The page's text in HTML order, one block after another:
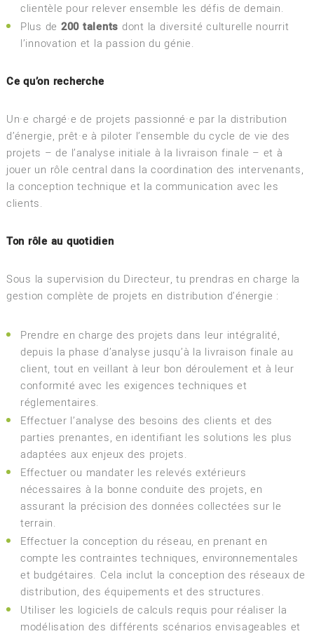
clientèle pour relever ensemble les défis de demain.
Plus de 200 talents dont la diversité culturelle nourrit
l’innovation et la passion du génie.
Ce qu’on recherche
Un·e chargé·e de projets passionné·e par la distribution
d’énergie, prêt·e à piloter l’ensemble du cycle de vie des
projets – de l’analyse initiale à la livraison finale – et à
jouer un rôle central dans la coordination des intervenants,
la conception technique et la communication avec les
clients.
Ton rôle au quotidien
Sous la supervision du Directeur, tu prendras en charge la
gestion complète de projets en distribution d’énergie :
Prendre en charge des projets dans leur intégralité,
depuis la phase d’analyse jusqu’à la livraison finale au
client, tout en veillant à leur bon déroulement et à leur
conformité avec les exigences techniques et
réglementaires.
Effectuer l’analyse des besoins des clients et des
parties prenantes, en identifiant les solutions les plus
adaptées aux enjeux des projets.
Effectuer ou mandater les relevés extérieurs
nécessaires à la bonne conduite des projets, en
assurant la précision des données collectées sur le
terrain.
Effectuer la conception du réseau, en prenant en
compte les contraintes techniques, environnementales
et budgétaires. Cela inclut la conception des réseaux de
distribution, des équipements et des structures.
Utiliser les logiciels de calculs requis pour réaliser la
modélisation des différents scénarios envisageables et